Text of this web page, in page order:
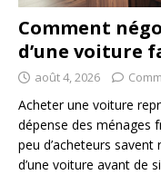
Comment
d’une voiture
août 4, 2026
Acheter une voiture
dépense des ménages
peu d’acheteurs
d’une voiture avant de